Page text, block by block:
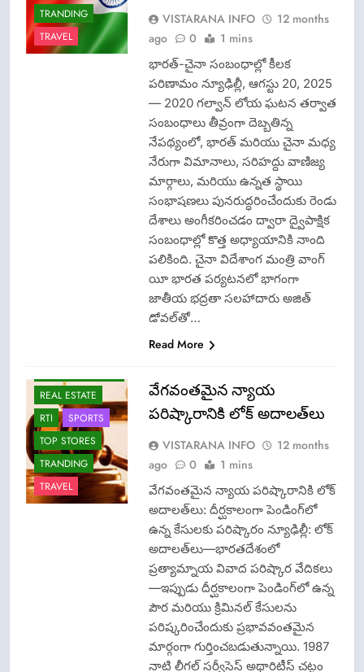
TRANDING
TRAVEL
VISTARANA INFO
12 months
ago
0 1 mins
భారత్-చైనా సంబంధాల్లో కీలక
పరిణామం న్యూఢిల్లీ, ఆగస్టు 20, 2025
— 2020 గల్వాన్ లోయ ఘటన తర్వాత
సంబంధాలు తీవ్రంగా దెబ్బతిన్న
నేపథ్యంలో, భారత్ మరియు చైనా మధ్య
నేరుగా విమానాలు, సరిహద్దు వాణిజ్య
మార్గాలు, మరియు ఉన్నత స్థాయి
సంభాషణలు పునరుద్ధరించేందుకు రెండు
దేశాలు అంగీకరించడం ద్వారా ద్వైపాక్షిక
సంబంధాల్లో కొత్త అధ్యాయానికి నాంది
పలికింది. చైనా విదేశాంగ మంత్రి వాంగ్
యీ భారత పర్యటనలో భాగంగా
జాతీయ భద్రతా సలహాదారు అజిత్
డోవల్‌తో…
Read More
REAL ESTATE
RTI
SPORTS
TOP STORES
TRANDING
TRAVEL
వేగవంతమైన న్యాయ
పరిష్కారానికి లోక్ అదాలత్‌లు
VISTARANA INFO
12 months
ago
0 1 mins
వేగవంతమైన న్యాయ పరిష్కారానికి లోక్
అదాలత్‌లు: దీర్ఘకాలంగా పెండింగ్‌లో
ఉన్న కేసులకు పరిష్కారం న్యూఢిల్లీ: లోక్
అదాలత్‌లు—భారతదేశంలో
ప్రత్యామ్నాయ వివాద పరిష్కార వేదికలు
—ఇప్పుడు దీర్ఘకాలంగా పెండింగ్‌లో ఉన్న
పౌర మరియు క్రిమినల్ కేసులను
పరిష్కరించేందుకు ప్రభావవంతమైన
మార్గంగా గుర్తించబడుతున్నాయి. 1987
నాటి లీగల్ సర్వీసెస్ అథారిటీస్ చట్టం